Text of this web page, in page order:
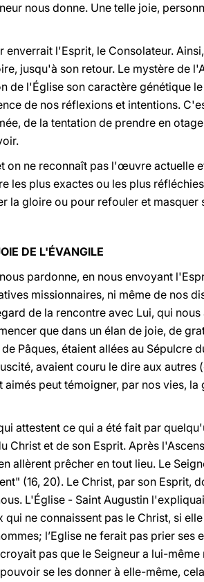
nous donne. Une telle joie,
l'Esprit, le Consolateur.
jusqu'à son retour. Le mystère de
de l'Église son caractère génétique
de nos réflexions et intentions.
de la tentation de prendre en
on ne reconnaît pas l'œuvre actuelle
les plus exactes ou les plus
la gloire ou pour refouler et masquer
DE L'ÉVANGILE
pardonne, en nous envoyant
missionnaires, ni même de nos
de la rencontre avec Lui, qui
que dans un élan de joie, de
Pâques, étaient allées au Sépulcre
avaient couru le dire aux autres
peut témoigner, par nos vies,
attestent ce qui a été fait par
Christ et de son Esprit. Après
allèrent prêcher en tout lieu. Le
(16, 20). Le Christ, par son Esprit,
L'Église - Saint Augustin
ne connaissent pas le Christ, si
l’Eglise ne ferait pas prier ses
pas que le Seigneur a lui-
se les donner à elle-même,